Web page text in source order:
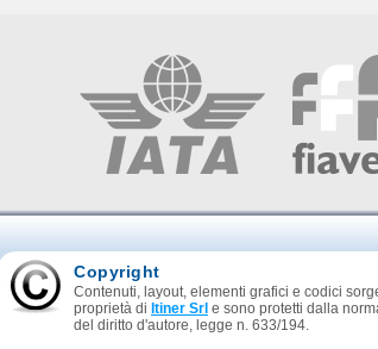
Copyright
Contenuti, layout, elementi grafici e codici
proprietà di Itiner Srl e sono protetti dalla
del diritto d'autore, legge n. 633/194.